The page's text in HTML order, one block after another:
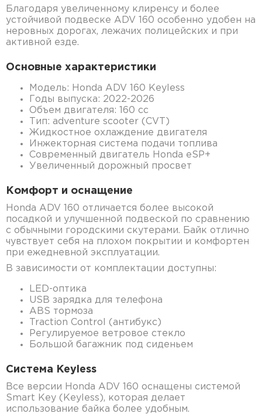
Благодаря увеличенному клиренсу и более
устойчивой подвеске ADV 160 особенно удобен на
неровных дорогах, лежачих полицейских и при
активной езде.
Основные характеристики
Модель: Honda ADV 160 Keyless
Годы выпуска: 2022-2026
Объем двигателя: 160 cc
Тип: adventure scooter (CVT)
Жидкостное охлаждение двигателя
Инжекторная система подачи топлива
Современный двигатель Honda eSP+
Увеличенный дорожный просвет
Комфорт и оснащение
Honda ADV 160 отличается более высокой
посадкой и улучшенной подвеской по сравнению
с обычными городскими скутерами. Байк отлично
чувствует себя на плохом покрытии и комфортен
при ежедневной эксплуатации.
В зависимости от комплектации доступны:
LED-оптика
USB зарядка для телефона
ABS тормоза
Traction Control (антибукс)
Регулируемое ветровое стекло
Большой багажник под сиденьем
Система Keyless
Все версии Honda ADV 160 оснащены системой
Smart Key (Keyless), которая делает
использование байка более удобным.